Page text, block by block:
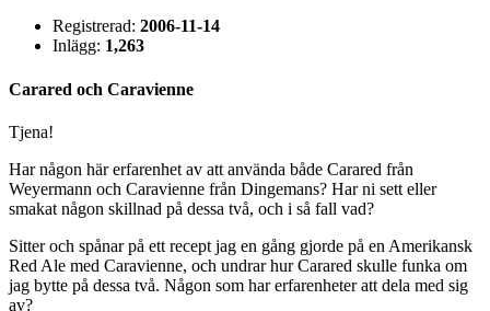
Registrerad: 2006-11-14
Inlägg: 1,263
Carared och Caravienne
Tjena!
Har någon här erfarenhet av att använda både Carared från
Weyermann och Caravienne från Dingemans? Har ni sett eller
smakat någon skillnad på dessa två, och i så fall vad?
Sitter och spånar på ett recept jag en gång gjorde på en Amerikansk
Red Ale med Caravienne, och undrar hur Carared skulle funka om
jag bytte på dessa två. Någon som har erfarenheter att dela med sig
av?